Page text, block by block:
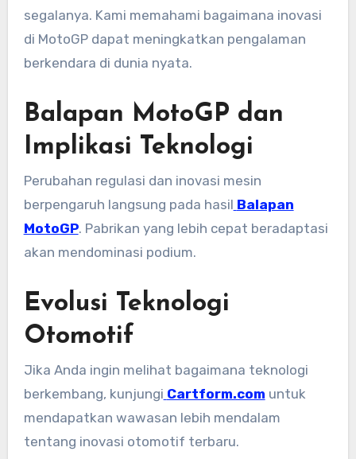
segalanya. Kami memahami bagaimana inovasi
di MotoGP dapat meningkatkan pengalaman
berkendara di dunia nyata.
Balapan MotoGP dan
Implikasi Teknologi
Perubahan regulasi dan inovasi mesin
berpengaruh langsung pada hasil Balapan
MotoGP. Pabrikan yang lebih cepat beradaptasi
akan mendominasi podium.
Evolusi Teknologi
Otomotif
Jika Anda ingin melihat bagaimana teknologi
berkembang, kunjungi Cartform.com untuk
mendapatkan wawasan lebih mendalam
tentang inovasi otomotif terbaru.